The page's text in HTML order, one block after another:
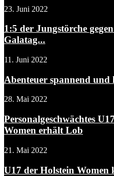
23. Juni 2022
1:5 der Jungstörche
Galatag...
11. Juni 2022
Abenteuer spannend
28. Mai 2022
Personalgeschwächtes
Women erhält Lob
21. Mai 2022
U17 der Holstein Women